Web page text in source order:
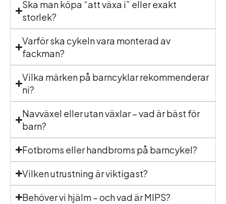
Ska man köpa “att växa i” eller exakt
storlek?
Varför ska cykeln vara monterad av
fackman?
Vilka märken på barncyklar rekommenderar
ni?
Navväxel eller utan växlar – vad är bäst för
barn?
Fotbroms eller handbroms på barncykel?
Vilken utrustning är viktigast?
Behöver vi hjälm – och vad är MIPS?